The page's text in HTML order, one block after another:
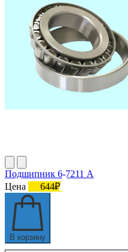
Подшипник 6-7211 А
Цена
644₽
В корзину